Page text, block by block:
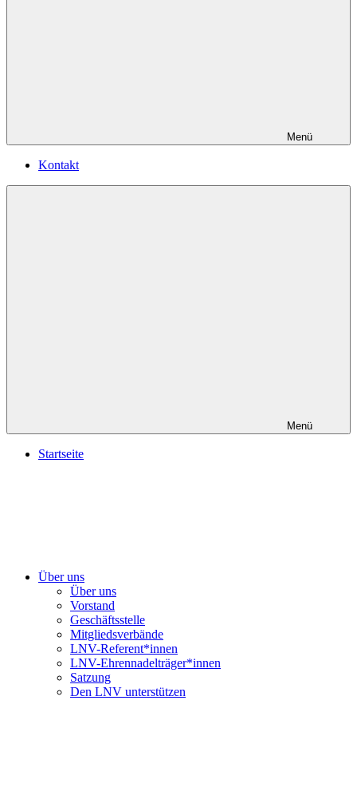
Menü
Kontakt
Menü
Startseite
Über uns
Über uns
Vorstand
Geschäftsstelle
Mitgliedsverbände
LNV-Referent*innen
LNV-Ehrennadelträger*innen
Satzung
Den LNV unterstützen